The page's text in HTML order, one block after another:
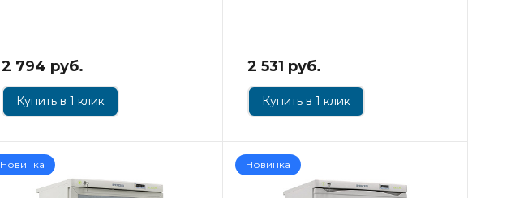
2 794 руб.
Купить в 1 клик
2 531 руб.
Купить в 1 клик
Новинка Новинка